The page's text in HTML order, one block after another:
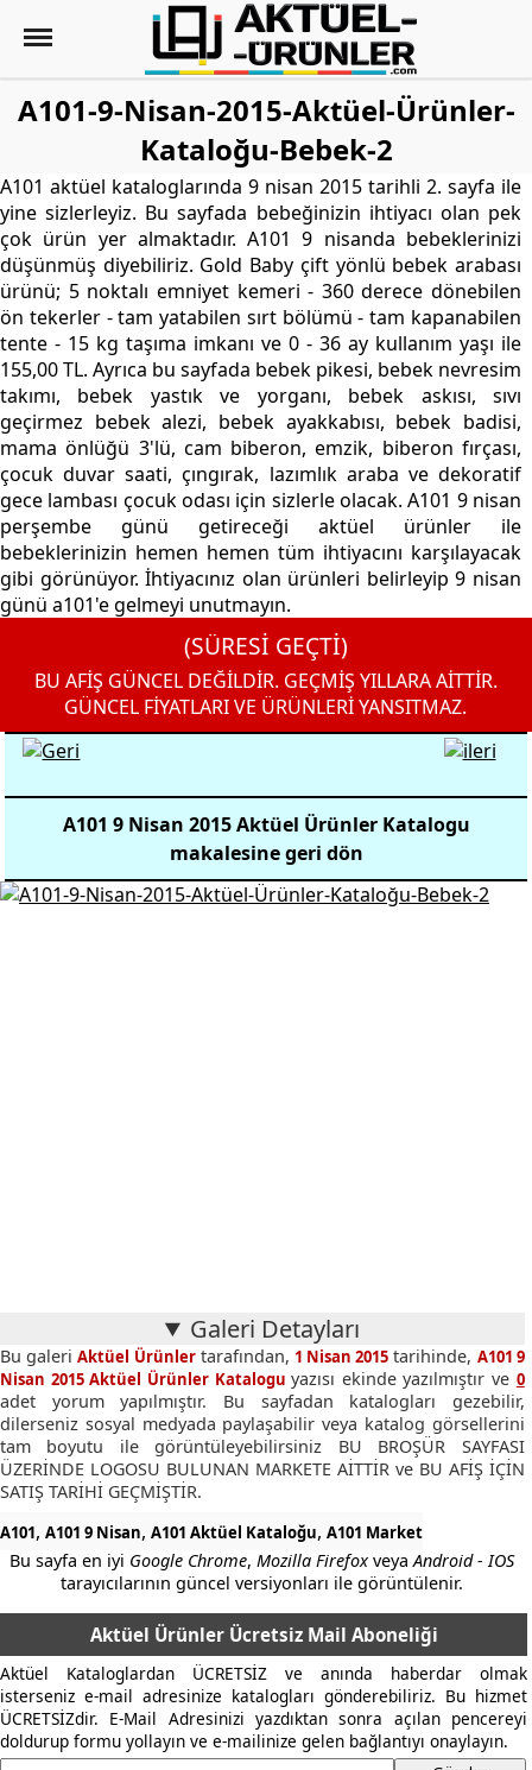
A101-9-Nisan-2015-Aktüel-Ürünler-
Kataloğu-Bebek-2
A101 aktüel kataloglarında 9 nisan 2015 tarihli 2. sayfa ile
yine sizlerleyiz. Bu sayfada bebeğinizin ihtiyacı olan pek
çok ürün yer almaktadır. A101 9 nisanda bebeklerinizi
düşünmüş diyebiliriz. Gold Baby çift yönlü bebek arabası
ürünü; 5 noktalı emniyet kemeri - 360 derece dönebilen
ön tekerler - tam yatabilen sırt bölümü - tam kapanabilen
tente - 15 kg taşıma imkanı ve 0 - 36 ay kullanım yaşı ile
155,00 TL. Ayrıca bu sayfada bebek pikesi, bebek nevresim
takımı, bebek yastık ve yorganı, bebek askısı, sıvı
geçirmez bebek alezi, bebek ayakkabısı, bebek badisi,
mama önlüğü 3'lü, cam biberon, emzik, biberon fırçası,
çocuk duvar saati, çıngırak, lazımlık araba ve dekoratif
gece lambası çocuk odası için sizlerle olacak. A101 9 nisan
perşembe günü getireceği aktüel ürünler ile
bebeklerinizin hemen hemen tüm ihtiyacını karşılayacak
gibi görünüyor. İhtiyacınız olan ürünleri belirleyip 9 nisan
günü a101'e gelmeyi unutmayın.
(SÜRESİ GEÇTİ)
BU AFİŞ GÜNCEL DEĞİLDİR. GEÇMİŞ YILLARA AİTTİR.
GÜNCEL FİYATLARI VE ÜRÜNLERİ YANSITMAZ.
A101 9 Nisan 2015 Aktüel Ürünler Katalogu
makalesine geri dön
Galeri Detayları
Bu galeriAktüel Ürünlertarafından, 1 Nisan 2015 tarihinde, A101 9
Nisan 2015 Aktüel Ürünler Kataloguyazısı ekinde yazılmıştır ve 0
adet yorum yapılmıştır. Bu sayfadan katalogları gezebilir,
dilerseniz sosyal medyada paylaşabilir veya katalog görsellerini
tam boyutu ile görüntüleyebilirsiniz BU BROŞÜR SAYFASI
ÜZERİNDE LOGOSU BULUNAN MARKETE AİTTİR ve BU AFİŞ İÇİN
SATIŞ TARİHİ GEÇMİŞTİR.
A101, A101 9 Nisan, A101 Aktüel Kataloğu, A101 Market
Bu sayfa en iyi Google Chrome,Mozilla Firefox veyaAndroid - IOS
tarayıcılarının güncel versiyonları ile görüntülenir.
Aktüel Ürünler Ücretsiz Mail Aboneliği
Aktüel Kataloglardan ÜCRETSİZ ve anında haberdar olmak
isterseniz e-mail adresinize katalogları gönderebiliriz. Bu hizmet
ÜCRETSİZdir. E-Mail Adresinizi yazdıktan sonra açılan pencereyi
doldurup formu yollayın ve e-mailinize gelen bağlantıyı onaylayın.